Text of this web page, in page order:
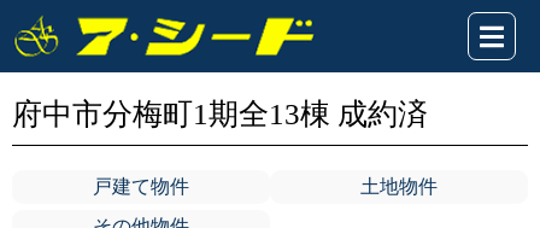
府中市分梅町1期全13棟 成約済
戸建て物件
土地物件